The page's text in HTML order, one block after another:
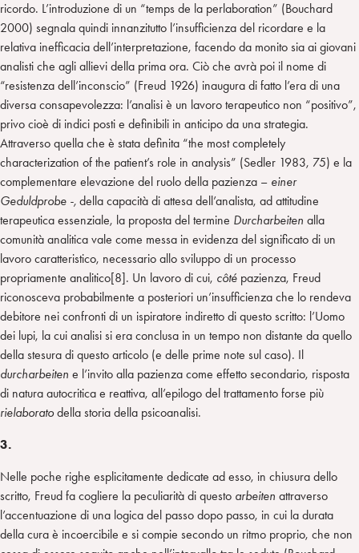
ricordo. L’introduzione di un “temps de la perlaboration” (Bouchard
2000) segnala quindi innanzitutto l’insufficienza del ricordare e la
relativa inefficacia dell’interpretazione, facendo da monito sia ai giovani
analisti che agli allievi della prima ora. Ciò che avrà poi il nome di
“resistenza dell’inconscio” (Freud 1926) inaugura di fatto l’era di una
diversa consapevolezza: l’analisi è un lavoro terapeutico non “positivo”,
privo cioè di indici posti e definibili in anticipo da una strategia.
Attraverso quella che è stata definita “the most completely
characterization of the patient’s role in analysis” (Sedler 1983, 75) e la
complementare elevazione del ruolo della pazienza – einer
Geduldprobe -, della capacità di attesa dell’analista, ad attitudine
terapeutica essenziale, la proposta del termine Durcharbeiten alla
comunità analitica vale come messa in evidenza del significato di un
lavoro caratteristico, necessario allo sviluppo di un processo
propriamente analitico[8]. Un lavoro di cui, côté pazienza, Freud
riconosceva probabilmente a posteriori un’insufficienza che lo rendeva
debitore nei confronti di un ispiratore indiretto di questo scritto: l’Uomo
dei lupi, la cui analisi si era conclusa in un tempo non distante da quello
della stesura di questo articolo (e delle prime note sul caso). Il
durcharbeiten e l’invito alla pazienza come effetto secondario, risposta
di natura autocritica e reattiva, all’epilogo del trattamento forse più
rielaboratodella storia della psicoanalisi.
3.
Nelle poche righe esplicitamente dedicate ad esso, in chiusura dello
scritto, Freud fa cogliere la peculiarità di questo arbeiten attraverso
l’accentuazione di una logica del passo dopo passo, in cui la durata
della cura è incoercibile e si compie secondo un ritmo proprio, che non